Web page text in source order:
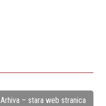
Arhiva – stara web stranica